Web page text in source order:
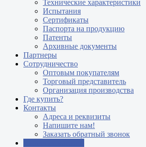
Технические характеристики
Испытания
Сертификаты
Паспорта на продукцию
Патенты
Архивные документы
Партнеры
Сотрудничество
Оптовым покупателям
Торговый представитель
Организация производства
Где купить?
Контакты
Адреса и реквизиты
Напишите нам!
Заказать обратный звонок